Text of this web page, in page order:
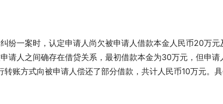
纷一案时，认定申请人尚欠被申请人借款本金人民币20万元
请人之间确存在借贷关系，最初借款本金为30万元，但申请
账方式向被申请人偿还了部分借款，共计人民币10万元。